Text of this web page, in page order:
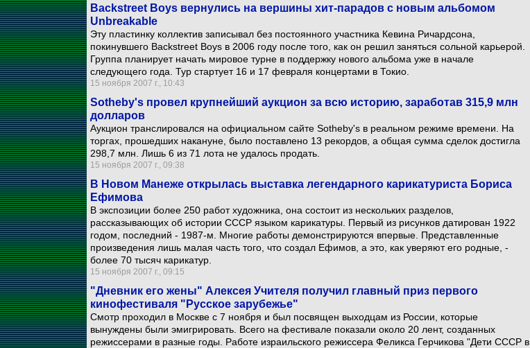
Backstreet Boys вернулись на вершины хит-парадов с новым альбомом
Unbreakable
Эту пластинку коллектив записывал без постоянного участника Кевина Ричардсона,
покинувшего Backstreet Boys в 2006 году после того, как он решил заняться сольной карьерой.
Группа планирует начать мировое турне в поддержку нового альбома уже в начале
следующего года. Тур стартует 16 и 17 февраля концертами в Токио.
15 ноября 2007 г., 10:43
Sotheby's провел крупнейший аукцион за всю историю, заработав 315,9 млн
долларов
Аукцион транслировался на официальном сайте Sotheby's в реальном режиме времени. На
торгах, прошедших накануне, было поставлено 13 рекордов, а общая сумма сделок достигла
298,7 млн. Лишь 6 из 71 лота не удалось продать.
15 ноября 2007 г., 09:38
В Новом Манеже открылась выставка легендарного карикатуриста Бориса
Ефимова
В экспозиции более 250 работ художника, она состоит из нескольких разделов,
рассказывающих об истории СССР языком карикатуры. Первый из рисунков датирован 1922
годом, последний - 1987-м. Многие работы демонстрируются впервые. Представленные
произведения лишь малая часть того, что создал Ефимов, а это, как уверяют его родные, -
более 70 тысяч карикатур.
15 ноября 2007 г., 09:15
"Дневник его жены" Алексея Учителя получил главный приз первого
кинофестиваля "Русское зарубежье"
Смотр проходил в Москве с 7 ноября и был посвящен выходцам из России, которые
вынуждены были эмигрировать. Всего на фестивале показали около 20 лент, созданных
режиссерами в разные годы. Работе израильского режиссера Феликса Герчикова "Дети СССР в